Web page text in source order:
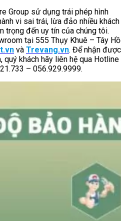
Group sử dụng trái phép hình
vi sai trái, lừa đảo nhiều khách
trọng đến uy tín của chúng tôi.
tại 555 Thụy Khuê – Tây Hồ
và Trevang.vn. Để nhận được
khách hãy liên hệ qua Hotline
– 056.929.9999.